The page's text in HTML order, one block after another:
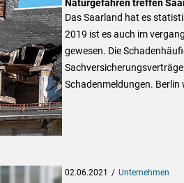
Natur­ge­fah­ren treffen
Das Saarland hat es
2019 ist es auch im
gewesen. Die
Schadenmeldungen.
02.06.2021 Unternehmen